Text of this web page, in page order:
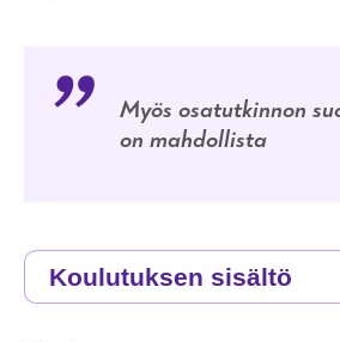
Myös osatutkinnon
on mahdollista
Koulutuksen sisältö